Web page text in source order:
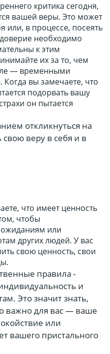
критика сегодня,
вашей веры. Это может
или, в процессе, посеять
необходимо
к этим
их за то, чем
— временными
вы замечаете, что
подорвать вашу
он пытается
откликнуться на
свою веру в себя и в
что имеет ценность
чтобы
ожиданиям или
других людей. У вас
свою ценность, свои
правила -
и
Это значит знать,
важно для вас — ваше
или
вашего пристального